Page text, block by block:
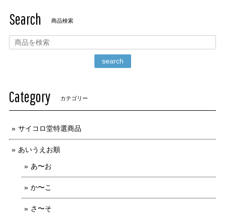
Search 商品検索
search
Category カテゴリー
サイコロ堂特選商品
あいうえお順
あ〜お
か〜こ
さ〜そ